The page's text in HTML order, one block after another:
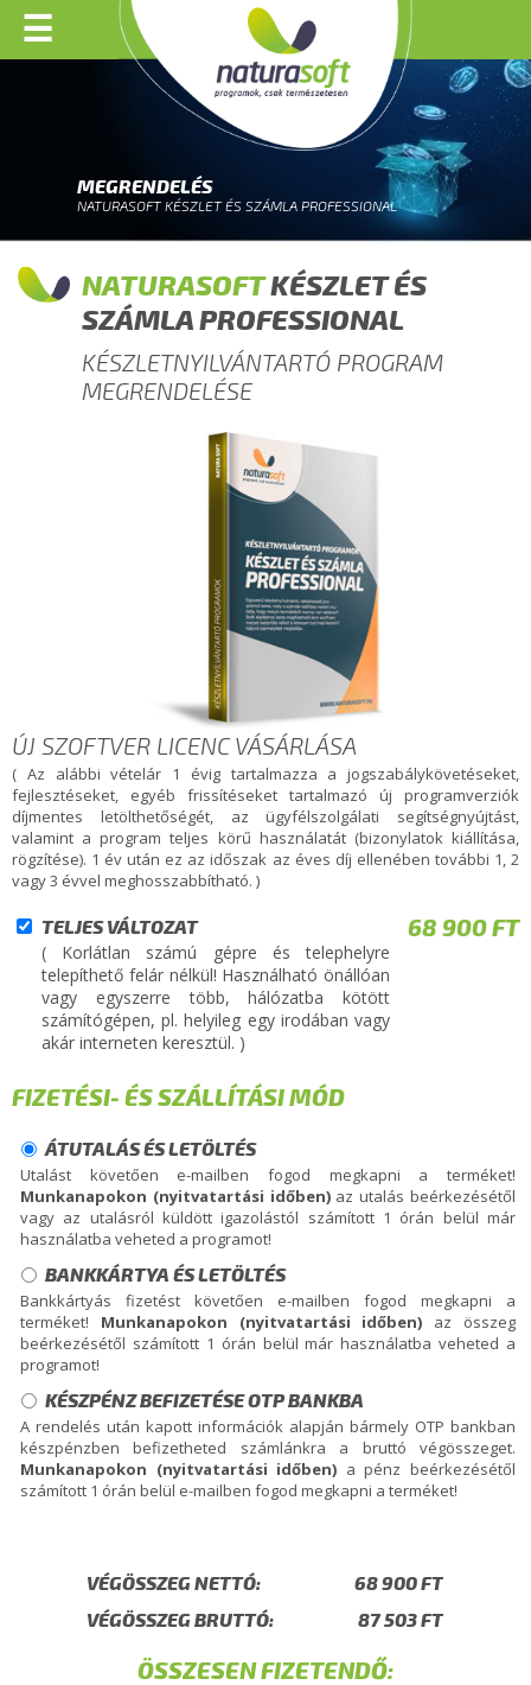
☰
MEGRENDELÉS
NATURASOFT KÉSZLET ÉS SZÁMLA PROFESSIONAL
NATURASOFTKÉSZLET ÉS
SZÁMLA PROFESSIONAL
KÉSZLETNYILVÁNTARTÓ PROGRAM
MEGRENDELÉSE
ÚJ SZOFTVER LICENC VÁSÁRLÁSA
( Az alábbi vételár 1 évig tartalmazza a jogszabálykövetéseket,
fejlesztéseket, egyéb frissítéseket tartalmazó új programverziók
díjmentes letölthetőségét, az ügyfélszolgálati segítségnyújtást,
valamint a program teljes körű használatát (bizonylatok kiállítása,
rögzítése). 1 év után ez az időszak az éves díj ellenében további 1, 2
vagy 3 évvel meghosszabbítható. )
TELJES VÁLTOZAT 68 900 FT
( Korlátlan számú gépre és telephelyre
telepíthető felár nélkül! Használható önállóan
vagy egyszerre több, hálózatba kötött
számítógépen, pl. helyileg egy irodában vagy
akár interneten keresztül. )
FIZETÉSI- ÉS SZÁLLÍTÁSI MÓD
ÁTUTALÁS ÉS LETÖLTÉS
Utalást követően e-mailben fogod megkapni a terméket!
Munkanapokon (nyitvatartási időben)az utalás beérkezésétől
vagy az utalásról küldött igazolástól számított 1 órán belül már
használatba veheted a programot!
BANKKÁRTYA ÉS LETÖLTÉS
Bankkártyás fizetést követően e-mailben fogod megkapni a
terméket! Munkanapokon (nyitvatartási időben) az összeg
beérkezésétől számított 1 órán belül már használatba veheted a
programot!
KÉSZPÉNZ BEFIZETÉSE OTP BANKBA
A rendelés után kapott információk alapján bármely OTP bankban
készpénzben befizetheted számlánkra a bruttó végösszeget.
Munkanapokon (nyitvatartási időben) a pénz beérkezésétől
számított 1 órán belül e-mailben fogod megkapni a terméket!
VÉGÖSSZEG NETTÓ:
VÉGÖSSZEG BRUTTÓ:
ÖSSZESEN FIZETENDŐ: